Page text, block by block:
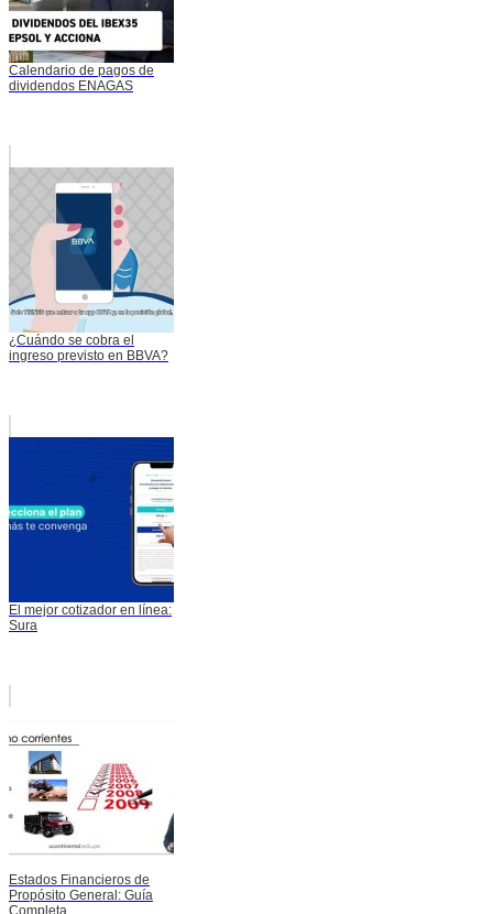
Calendario de pagos de
dividendos ENAGAS
¿Cuándo se cobra el
ingreso previsto en BBVA?
El mejor cotizador en línea:
Sura
Estados Financieros de
Propósito General: Guía
Completa